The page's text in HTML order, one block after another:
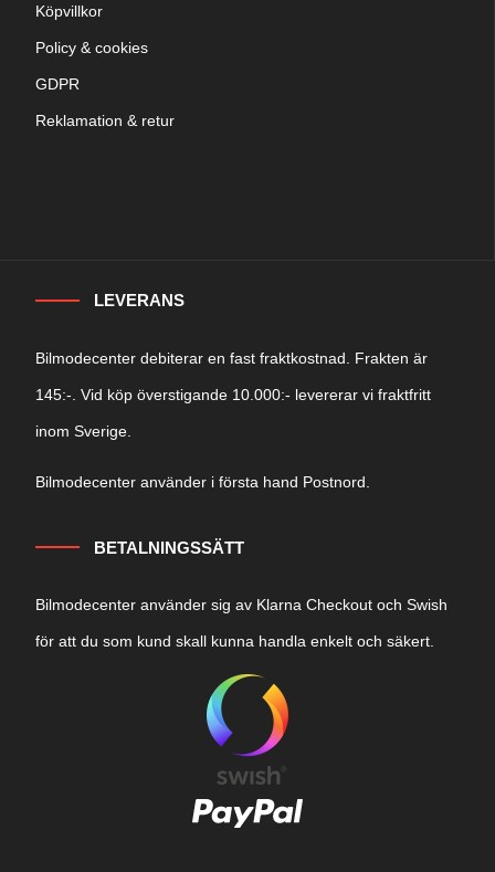
Köpvillkor
Policy & cookies
GDPR
Reklamation & retur
LEVERANS
Bilmodecenter debiterar en fast fraktkostnad. Frakten är
145:-. Vid köp överstigande 10.000:- levererar vi fraktfritt
inom Sverige.
Bilmodecenter använder i första hand Postnord.
BETALNINGSSÄTT
Bilmodecenter använder sig av Klarna Checkout och Swish
för att du som kund skall kunna handla enkelt och säkert.